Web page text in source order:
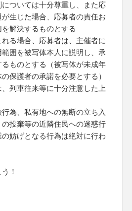
ついては十分尊重し、また応
生じた場合、応募者の責任お
解決するものとする
る場合、応募者は、主催者に
囲を被写体本人に説明し、承
ものとする（被写体が未成年
保護者の承諾を必要とする）
列車往来等に十分注意した上
為、私有地への無断の立ち入
の投棄等の近隣住民への迷惑行
妨げとなる行為は絶対に行わ
！